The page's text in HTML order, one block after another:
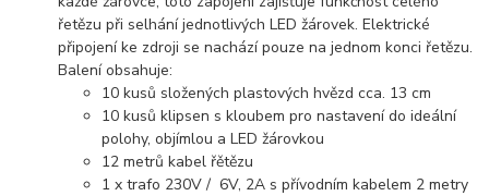
řetězu při selhání jednotlivých LED žárovek. Elektrické
připojení ke zdroji se nachází pouze na jednom konci řetězu.
Balení obsahuje:
10 kusů složených plastových hvězd cca. 13 cm
10 kusů klipsen s kloubem pro nastavení do ideální
polohy, objímlou a LED žárovkou
12 metrů kabel řětězu
1 x trafo 230V / 6V, 2A s přívodním kabelem 2 metry